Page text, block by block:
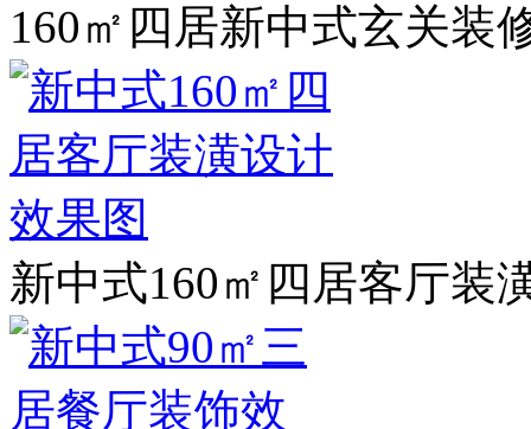
160㎡四居新中式玄关装
新中式160㎡四居客厅装